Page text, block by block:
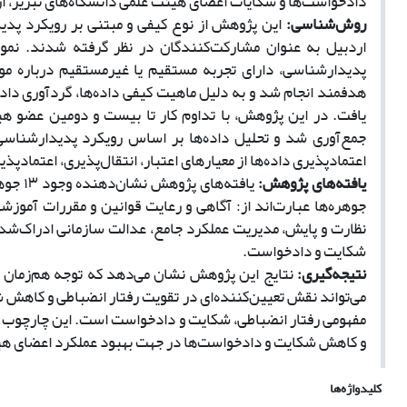
روش‌شناسی:این پژوهش از نوع کیفی و مبتنی بر رویکرد
اردبیل به عنوان مشارکت‌کنندگان در نظر گرفته شدند.
پدیدارشناسی، دارای تجربه مستقیم یا غیرمستقیم
هدفمند انجام شد و به دلیل ماهیت کیفی داده‌ها، گردآوری
یافت. در این پژوهش، با تداوم کار تا بیست و دومین عضو
جمع‌آوری شد و تحلیل داده‌ها بر اساس رویکرد
اعتمادپذیری داده‌ها از معیارهای اعتبار، انتقال‌پذیری،
یافته‌های پژوهش:
جوهره‌ها عبارت‌اند از: آگاهی و رعایت قوانین و مقررات
نظارت و پایش، مدیریت عملکرد جامع، عدالت سازمانی
شکایت و دادخواست.
نتیجه‌گیری:نتایج این پژوهش نشان می‌دهد که توجه
می‌تواند نقش تعیین‌کننده‌ای در تقویت رفتار انضباطی و
مفهومی رفتار انضباطی، شکایت و دادخواست است. این چارچوب
و کاهش شکایت و دادخواست‌ها در جهت بهبود عملکرد اعضای
کلیدواژه‌ها